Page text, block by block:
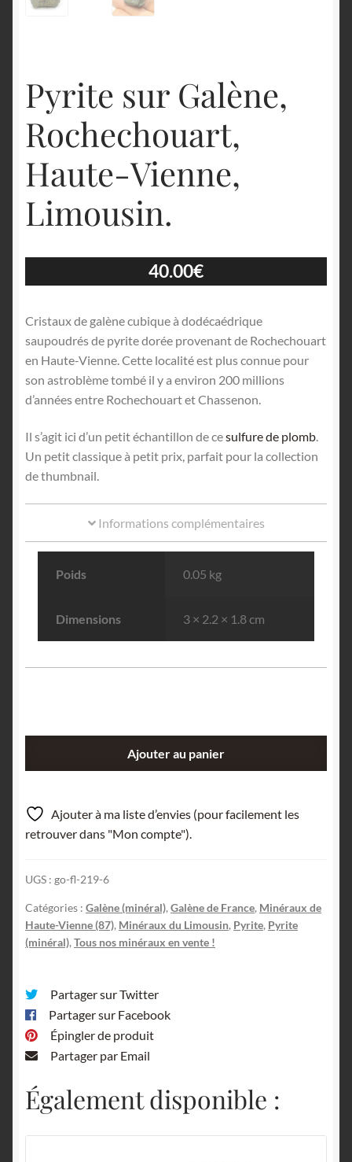
Pyrite sur Galène,
Rochechouart,
Haute-Vienne,
Limousin.
40.00€
Cristaux de galène cubique à dodécaédrique
saupoudrés de pyrite dorée provenant de Rochechouart
en Haute-Vienne. Cette localité est plus connue pour
son astroblème tombé il y a environ 200 millions
d’années entre Rochechouart et Chassenon.
Il s’agit ici d’un petit échantillon de cesulfure de plomb.
Un petit classique à petit prix, parfait pour la collection
de thumbnail.
Informations complémentaires
Poids 0.05 kg
Dimensions 3 × 2.2 × 1.8 cm
sur
Galène,
Rochechouart,
Vienne,
Limousin.
Ajouter au panier
Ajouter à ma liste d’envies (pour facilement les
retrouver dans "Mon compte").
UGS : go-fl-219-6
Catégories : Galène (minéral), Galène de France, Minéraux de
Haute-Vienne (87), Minéraux du Limousin, Pyrite, Pyrite
(minéral), Tous nos minéraux en vente !
Partager sur Twitter
Partager sur Facebook
Épingler de produit
Partager par Email
Également disponible :